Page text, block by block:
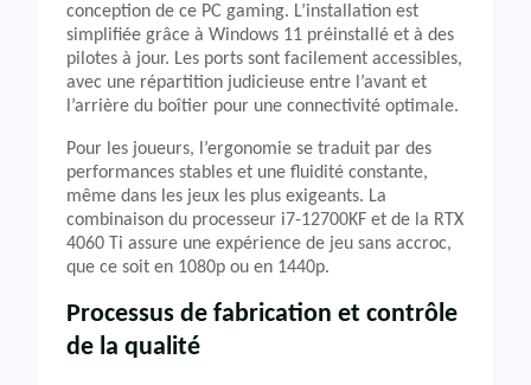
conception de ce PC gaming. L’installation est
simplifiée grâce à Windows 11 préinstallé et à des
pilotes à jour. Les ports sont facilement accessibles,
avec une répartition judicieuse entre l’avant et
l’arrière du boîtier pour une connectivité optimale.
Pour les joueurs, l’ergonomie se traduit par des
performances stables et une fluidité constante,
même dans les jeux les plus exigeants. La
combinaison du processeur i7-12700KF et de la RTX
4060 Ti assure une expérience de jeu sans accroc,
que ce soit en 1080p ou en 1440p.
Processus de fabrication et contrôle
de la qualité